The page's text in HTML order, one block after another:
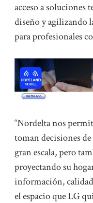
acceso a soluciones
diseño y agilizando
para profesionales
“Nordelta nos
toman decisiones
gran escala, pero
proyectando su
información, calidad
el espacio que LG